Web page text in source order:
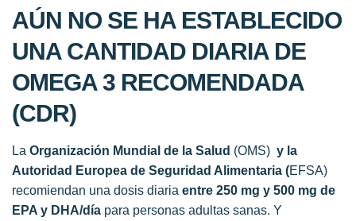
AÚN NO SE HA ESTABLECIDO
UNA CANTIDAD DIARIA DE
OMEGA 3 RECOMENDADA
(CDR)
La Organización Mundial de la Salud (OMS) y la
Autoridad Europea de Seguridad Alimentaria (EFSA)
recomiendan una dosis diaria entre 250 mg y 500 mg de
EPA y DHA/día para personas adultas sanas. Y